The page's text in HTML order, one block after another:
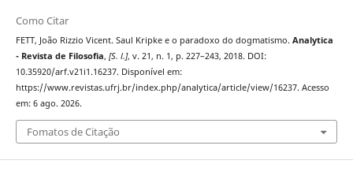
Como Citar
FETT, João Rizzio Vicent. Saul Kripke e o paradoxo do dogmatismo. Analytica
- Revista de Filosofia, [S. l.], v. 21, n. 1, p. 227–243, 2018. DOI:
10.35920/arf.v21i1.16237. Disponível em:
https://www.revistas.ufrj.br/index.php/analytica/article/view/16237. Acesso
em: 6 ago. 2026.
Fomatos de Citação